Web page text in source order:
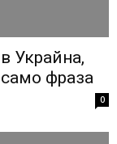
Украйна,
само фраза
0